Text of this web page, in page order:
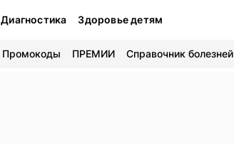
Диагностика Здоровье детям
Промокоды ПРЕМИИ Справочник болезней